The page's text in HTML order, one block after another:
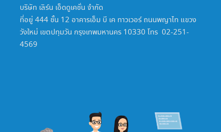
บริษัท เลิร์น เอ็ดดูเคชั่น จำกัด
ที่อยู่ 444 ชั้น 12 อาคารเอ็ม บี เค ทาวเวอร์ ถนนพญาไท แขวง
วังใหม่ เขตปทุมวัน กรุงเทพมหานคร 10330 โทร 02-251-
4569